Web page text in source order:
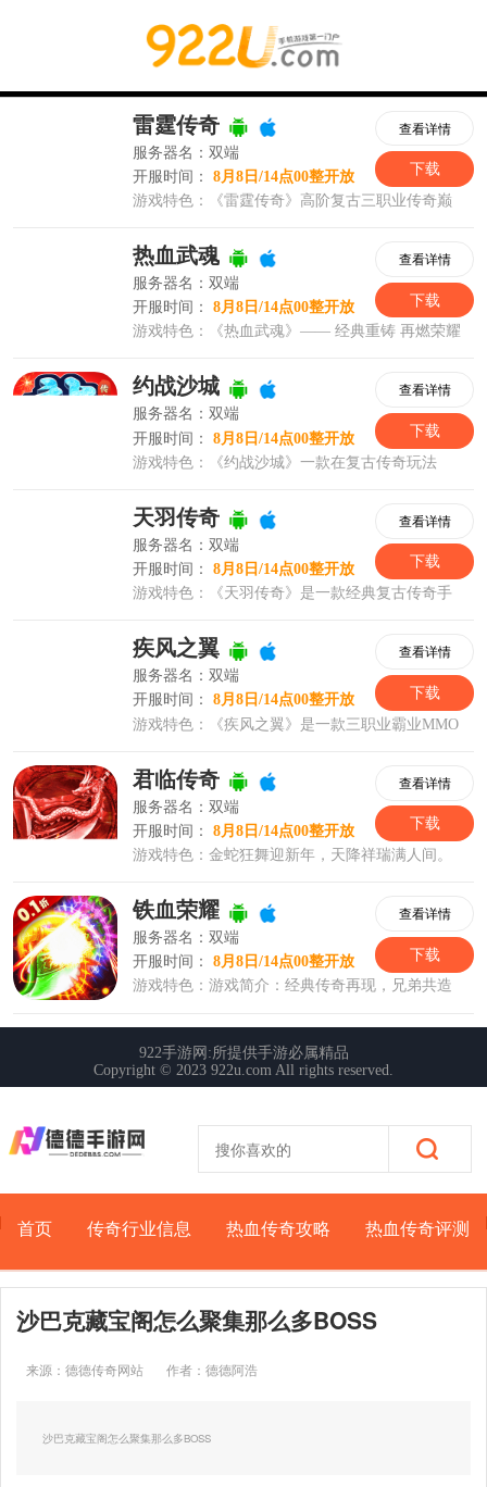
首页 传奇行业信息 热血传奇攻略 热血传奇评测
沙巴克藏宝阁怎么聚集那么多BOSS
来源：德德传奇网站 作者：德德阿浩
沙巴克藏宝阁怎么聚集那么多BOSS